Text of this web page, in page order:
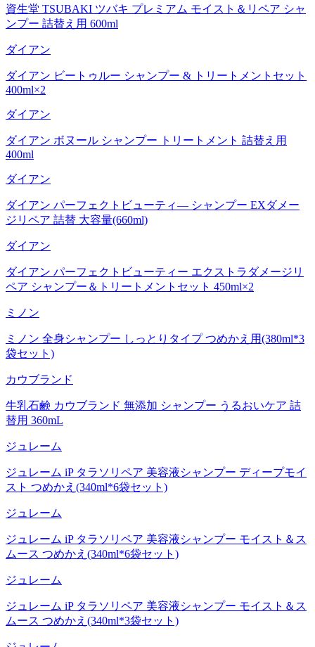
資生堂 TSUBAKI ツバキ プレミアム モイスト＆リペア シャ
ンプー 詰替え用 600ml
ダイアン
ダイアン ビートゥルー シャンプー & トリートメントセット
400ml×2
ダイアン
ダイアン ボヌール シャンプー トリートメント 詰替え用
400ml
ダイアン
ダイアン パーフェクトビューティ— シャンプー EXダメー
ジリペア 詰替 大容量(660ml)
ダイアン
ダイアン パーフェクトビューティー エクストラダメージリ
ペア シャンプー＆トリートメントセット 450ml×2
ミノン
ミノン 全身シャンプー しっとりタイプ つめかえ用(380ml*3
袋セット)
カウブランド
牛乳石鹸 カウブランド 無添加 シャンプー うるおいケア 詰
替用 360mL
ジュレーム
ジュレーム iP タラソリペア 美容液シャンプー ディープモイ
スト つめかえ(340ml*6袋セット)
ジュレーム
ジュレーム iP タラソリペア 美容液シャンプー モイスト＆ス
ムース つめかえ(340ml*6袋セット)
ジュレーム
ジュレーム iP タラソリペア 美容液シャンプー モイスト＆ス
ムース つめかえ(340ml*3袋セット)